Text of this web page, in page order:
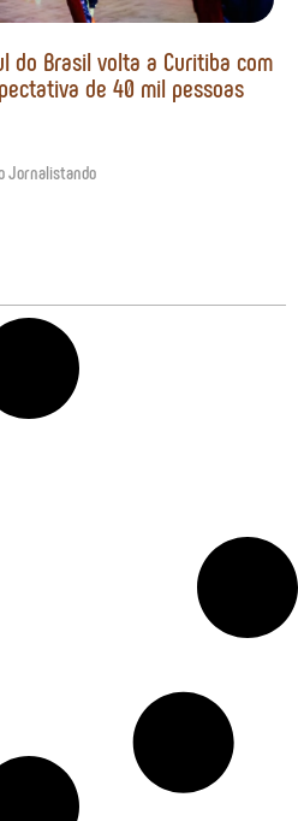
do Brasil volta a Curitiba com
de 40 mil pessoas
Jornalistando